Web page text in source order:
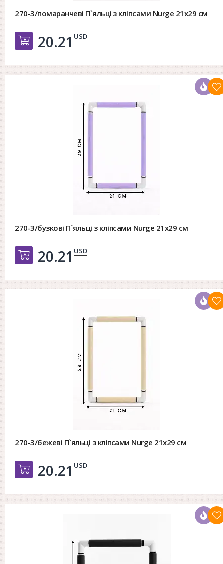
270-3/помаранчеві П`яльці з кліпсами Nurge 21х29 см
Добавить в корзину
20.21 USD
270-3/бузкові П`яльці з кліпсами Nurge 21х29 см
Добавить в корзину
20.21 USD
270-3/бежеві П`яльці з кліпсами Nurge 21х29 см
Добавить в корзину
20.21 USD